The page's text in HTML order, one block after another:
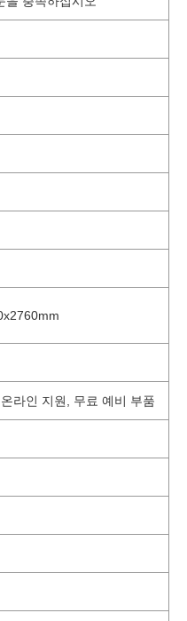
라인 지원, 무료 예비 부품